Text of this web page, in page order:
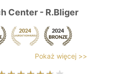
Center - R.Bliger
Pokaż więcej >>